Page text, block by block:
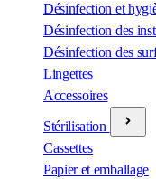
Désinfection et
Désinfection des
Désinfection des
Lingettes
Accessoires
Stérilisation
Cassettes
Papier et emballage